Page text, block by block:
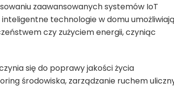
zaawansowanych systemów IoT
technologie w domu umożliwiają
czy zużyciem energii, czyniąc
się do poprawy jakości życia
środowiska, zarządzanie ruchem